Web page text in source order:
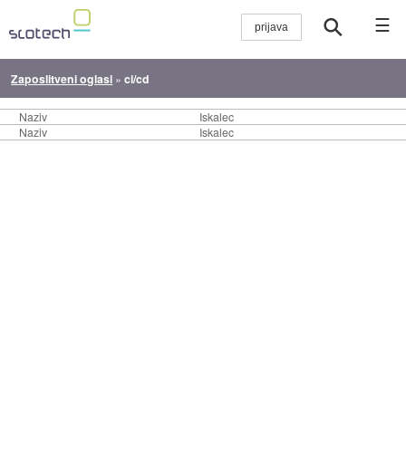
☰
Zaposlitveni oglasi »ci/cd
Naziv
Iskalec
Naziv
Iskalec